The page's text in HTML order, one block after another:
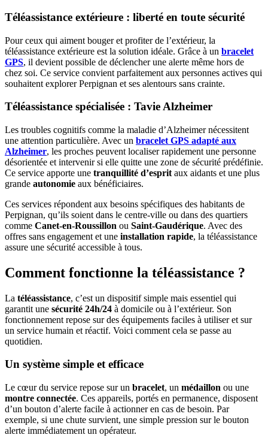
Téléassistance extérieure : liberté en toute sécurité
Pour ceux qui aiment bouger et profiter de l’extérieur, la
téléassistance extérieure est la solution idéale. Grâce à un bracelet
GPS, il devient possible de déclencher une alerte même hors de
chez soi. Ce service convient parfaitement aux personnes actives qui
souhaitent explorer Perpignan et ses alentours sans crainte.
Téléassistance spécialisée : Tavie Alzheimer
Les troubles cognitifs comme la maladie d’Alzheimer nécessitent
une attention particulière. Avec un bracelet GPS adapté aux
Alzheimer, les proches peuvent localiser rapidement une personne
désorientée et intervenir si elle quitte une zone de sécurité prédéfinie.
Ce service apporte une tranquillité d’esprit aux aidants et une plus
grande autonomie aux bénéficiaires.
Ces services répondent aux besoins spécifiques des habitants de
Perpignan, qu’ils soient dans le centre-ville ou dans des quartiers
comme Canet-en-Roussillon ou Saint-Gaudérique. Avec des
offres sans engagement et une installation rapide, la téléassistance
assure une sécurité accessible à tous.
Comment fonctionne la téléassistance ?
La téléassistance, c’est un dispositif simple mais essentiel qui
garantit une sécurité 24h/24 à domicile ou à l’extérieur. Son
fonctionnement repose sur des équipements faciles à utiliser et sur
un service humain et réactif. Voici comment cela se passe au
quotidien.
Un système simple et efficace
Le cœur du service repose sur un bracelet, un médaillon ou une
montre connectée. Ces appareils, portés en permanence, disposent
d’un bouton d’alerte facile à actionner en cas de besoin. Par
exemple, si une chute survient, une simple pression sur le bouton
alerte immédiatement un opérateur.